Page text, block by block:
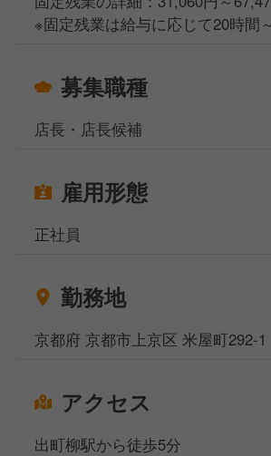
※固定残業は給与に応じて20時間
募集職種
店長・店長候補
雇用形態
正社員
勤務地
京都府 京都市上京区 米屋町292-1
アクセス
出町柳駅から徒歩5分